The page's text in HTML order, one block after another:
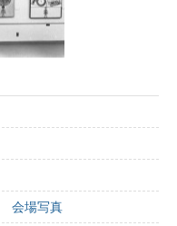
会場写真